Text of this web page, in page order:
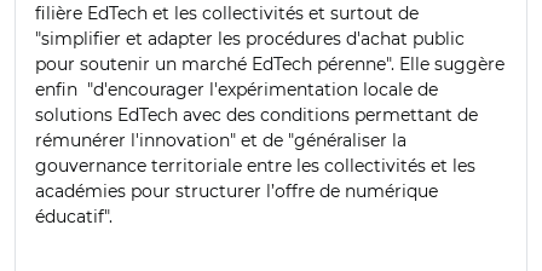
filière EdTech et les collectivités et surtout de
"simplifier et adapter les procédures d'achat public
pour soutenir un marché EdTech pérenne". Elle suggère
enfin "d'encourager l'expérimentation locale de
solutions EdTech avec des conditions permettant de
rémunérer l'innovation" et de "généraliser la
gouvernance territoriale entre les collectivités et les
académies pour structurer l’offre de numérique
éducatif".